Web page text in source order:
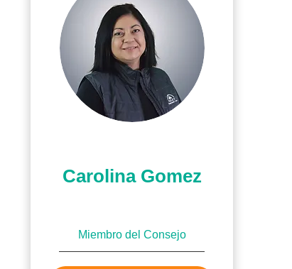
Carolina Gomez
Miembro del Consejo